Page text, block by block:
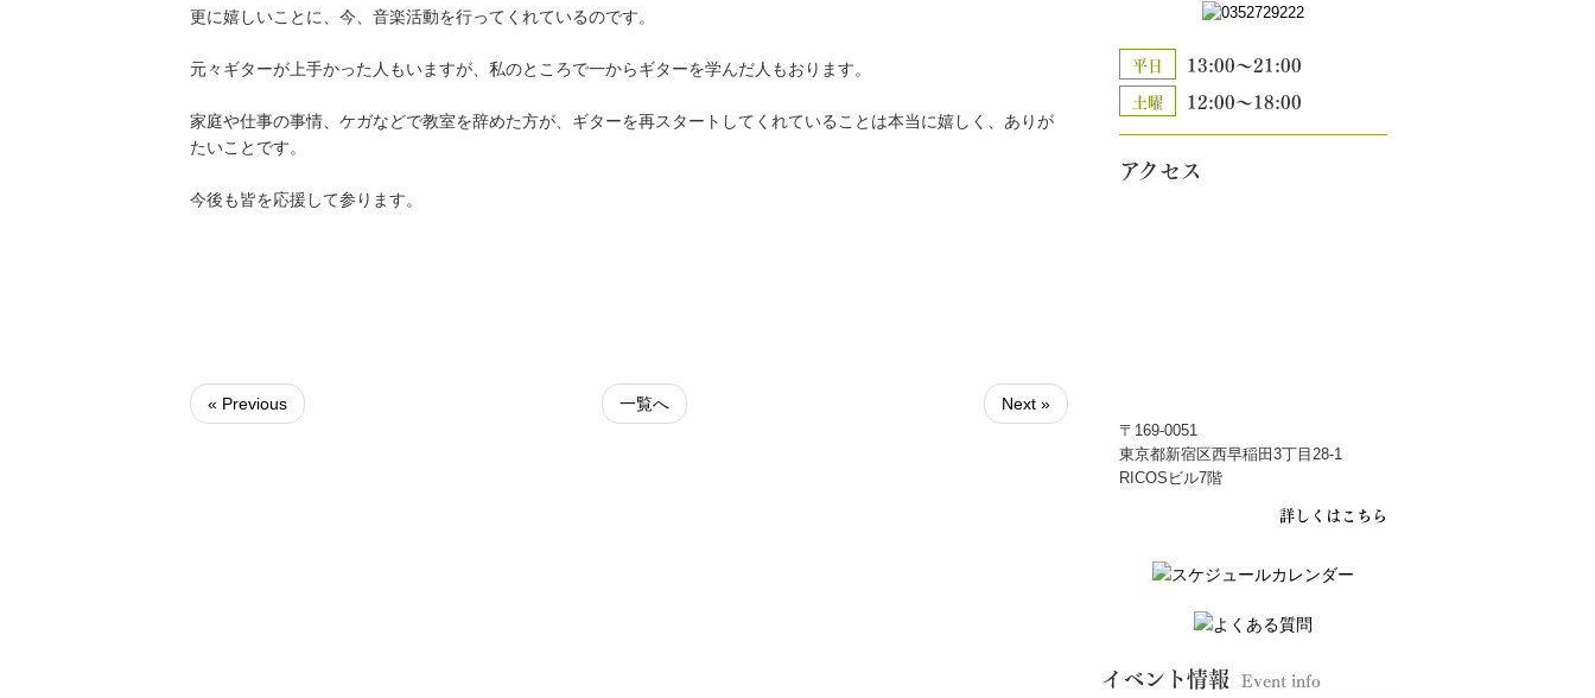
更に嬉しいことに、今、音楽活動を行ってくれているのです。
元々ギターが上手かった人もいますが、私のところで一からギターを学んだ人もおります。
家庭や仕事の事情、ケガなどで教室を辞めた方が、ギターを再スタートしてくれていることは本当に嬉しく、ありが
たいことです。
今後も皆を応援して参ります。
« Previous 一覧へ Next »
平日 13:00～21:00
土曜 12:00～18:00
アクセス
〒169-0051
東京都新宿区西早稲田3丁目28-1
RICOSビル7階
詳しくはこちら
イベント情報 Event info